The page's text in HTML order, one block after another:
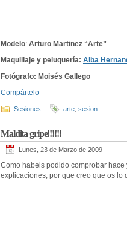
Modelo: Arturo Martinez “Arte”
Maquillaje y peluquería: Alba
Fotógrafo: Moisés Gallego
Compártelo
Sesiones arte sesion
Maldita gripe!!!!!!
Lunes, 23 de Marzo de 2009
Como habeis podido comprobar
explicaciones, por que creo que os lo